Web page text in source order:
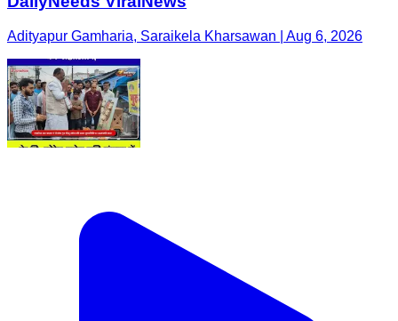
Adityapur Gamharia, Saraikela Kharsawan | Aug 6, 2026